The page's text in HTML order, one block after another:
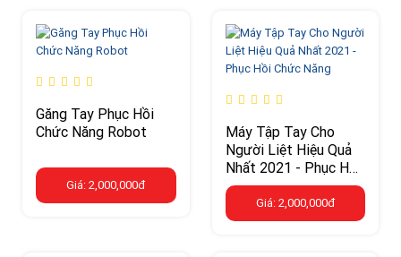
Găng Tay Phục Hồi
Chức Năng Robot
Giá: 2,000,000đ
Máy Tập Tay Cho
Người Liệt Hiệu Quả
Nhất 2021 - Phục Hồi
Chức Năng
Giá: 2,000,000đ